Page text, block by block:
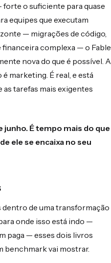
forte o suficiente para quase
equipes que executam
— migrações de código,
financeira complexa — o Fable
nova do que é possível. A
marketing. É real, e está
tarefas mais exigentes
junho. É tempo mais do que
ele se encaixa no seu
dentro de uma transformação
onde isso está indo —
paga — esses dois livros
benchmark vai mostrar.